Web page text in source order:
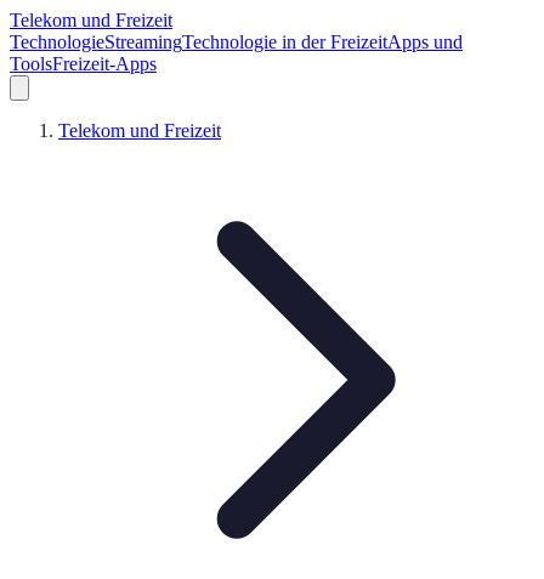
Telekom und Freizeit
TechnologieStreamingTechnologie in der FreizeitApps und
ToolsFreizeit-Apps
Telekom und Freizeit